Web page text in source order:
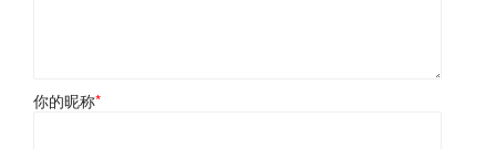
你的昵称*